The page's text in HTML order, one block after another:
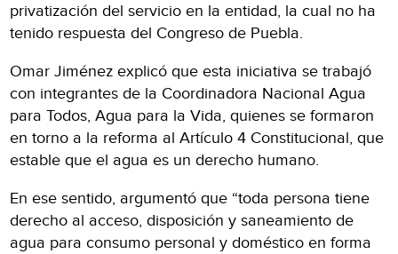
privatización del servicio en la entidad, la cual no ha
tenido respuesta del Congreso de Puebla.
Omar Jiménez explicó que esta iniciativa se trabajó
con integrantes de la Coordinadora Nacional Agua
para Todos, Agua para la Vida, quienes se formaron
en torno a la reforma al Artículo 4 Constitucional, que
estable que el agua es un derecho humano.
En ese sentido, argumentó que “toda persona tiene
derecho al acceso, disposición y saneamiento de
agua para consumo personal y doméstico en forma